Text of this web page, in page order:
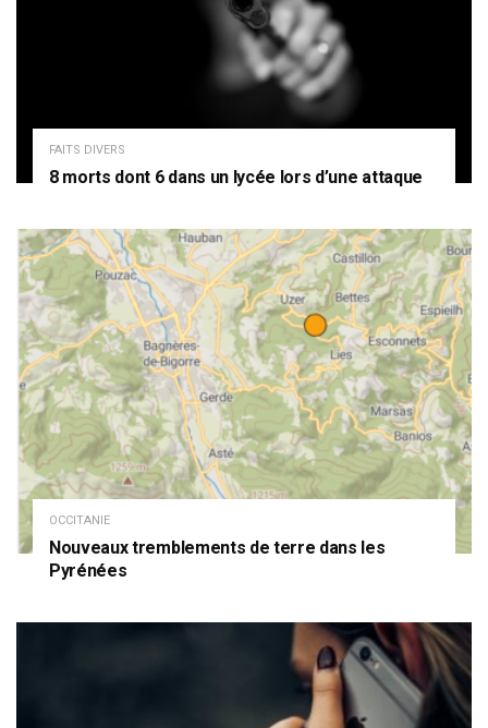
FAITS DIVERS
8 morts dont 6 dans un lycée lors d’une attaque
OCCITANIE
Nouveaux tremblements de terre dans les
Pyrénées